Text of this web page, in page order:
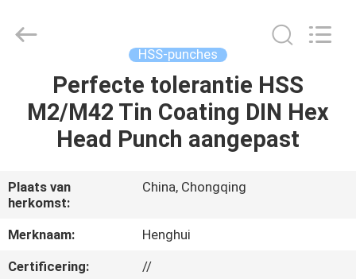
PRODUCTEN
VIDEO'S
ONGEVEER
ONS
Limited.
HSS-punches
Perfecte tolerantie HSS
M2/M42 Tin Coating DIN Hex
Head Punch aangepast
Plaats van
herkomst:
China, Chongqing
Merknaam:
Henghui
Certificering:
//